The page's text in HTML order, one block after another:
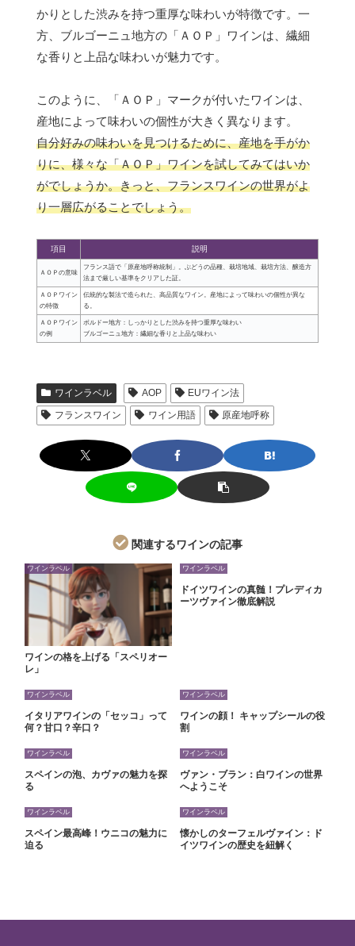
かりとした渋みを持つ重厚な味わいが特徴です。一
方、ブルゴーニュ地方の「ＡＯＰ」ワインは、繊細
な香りと上品な味わいが魅力です。
このように、「ＡＯＰ」マークが付いたワインは、
産地によって味わいの個性が大きく異なります。
自分好みの味わいを見つけるために、産地を手がか
りに、様々な「ＡＯＰ」ワインを試してみてはいか
がでしょうか。きっと、フランスワインの世界がよ
り一層広がることでしょう。
項目 説明
ＡＯＰの意味
フランス語で「原産地呼称統制」。ぶどうの品種、栽培地域、栽培方法、醸造方
法まで厳しい基準をクリアした証。
ＡＯＰワイン
の特徴
伝統的な製法で造られた、高品質なワイン。産地によって味わいの個性が異な
る。
ＡＯＰワイン
の例
ボルドー地方：しっかりとした渋みを持つ重厚な味わい
ブルゴーニュ地方：繊細な香りと上品な味わい
ワインラベル AOP
EUワイン法
フランスワイン
ワイン用語 原産地呼称
関連するワインの記事
ワインラベル
ワインの格を上げる「スペリオー
レ」
ワインラベル
ドイツワインの真髄！プレディカ
ーツヴァイン徹底解説
ワインラベル
イタリアワインの「セッコ」って
何？甘口？辛口？
ワインラベル
ワインの顔！ キャップシールの役
割
ワインラベル
スペインの泡、カヴァの魅力を探
る
ワインラベル
ヴァン・ブラン：白ワインの世界
へようこそ
ワインラベル
スペイン最高峰！ウニコの魅力に
迫る
ワインラベル
懐かしのターフェルヴァイン：ド
イツワインの歴史を紐解く